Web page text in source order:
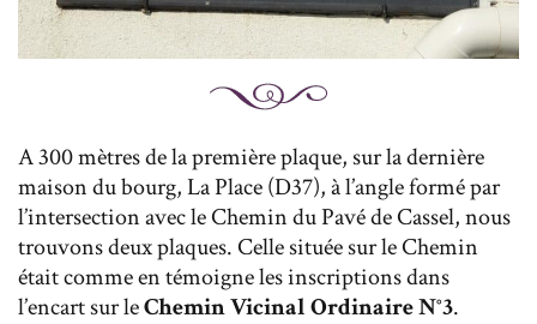
A 300 mètres de la première plaque, sur la dernière
maison du bourg, La Place (D37), à l’angle formé par
l’intersection avec le Chemin du Pavé de Cassel, nous
trouvons deux plaques. Celle située sur le Chemin
était comme en témoigne les inscriptions dans
l’encart sur leChemin Vicinal Ordinaire N°3.